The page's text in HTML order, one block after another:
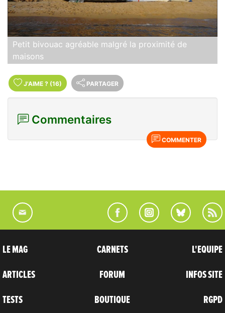
Petit bivouac agréable malgré la proximité de
maisons
J'AIME ? (16) PARTAGER
Commentaires
COMMENTER
LE MAG
ARTICLES
TESTS
CARNETS
FORUM
BOUTIQUE
L'EQUIPE
INFOS SITE
RGPD